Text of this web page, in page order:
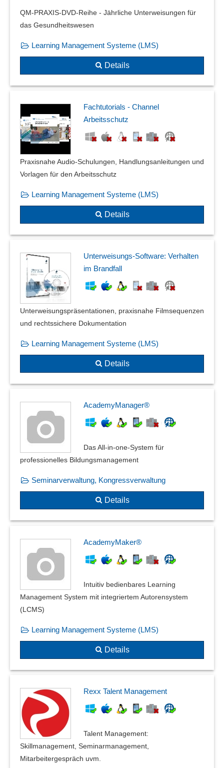
QM-PRAXIS-DVD-Reihe - Jährliche Unterweisungen für
das Gesundheitswesen
Learning Management Systeme (LMS)
Details
Fachtutorials - Channel
Arbeitsschutz
Praxisnahe Audio-Schulungen, Handlungsanleitungen und
Vorlagen für den Arbeitsschutz
Learning Management Systeme (LMS)
Details
Unterweisungs-Software: Verhalten
im Brandfall
Unterweisungspräsentationen, praxisnahe Filmsequenzen
und rechtssichere Dokumentation
Learning Management Systeme (LMS)
Details
AcademyManager®
Das All-in-one-System für
professionelles Bildungs­management
Seminarverwaltung, Kongressverwaltung
Details
AcademyMaker®
Intuitiv bedienbares Learning
Management System mit integriertem Autorensystem
(LCMS)
Learning Management Systeme (LMS)
Details
Rexx Talent Management
Talent Management:
Skillmanagement, Seminarmanagement,
Mitarbeitergespräch uvm.